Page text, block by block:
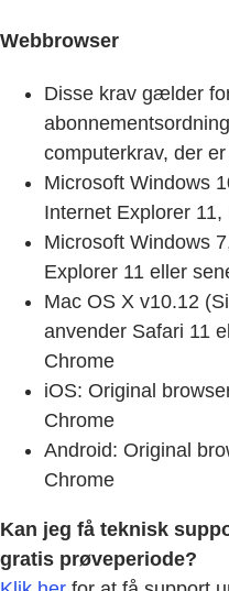
Webbrowser
Disse krav gælder
computerkrav, der
Microsoft Windows
Internet Explorer
Microsoft Windows
Explorer 11 eller
Mac OS X v10.12
anvender Safari 11
Chrome
iOS: Original
Chrome
Android: Original
Chrome
Kan jeg få teknisk
gratis prøveperiode?